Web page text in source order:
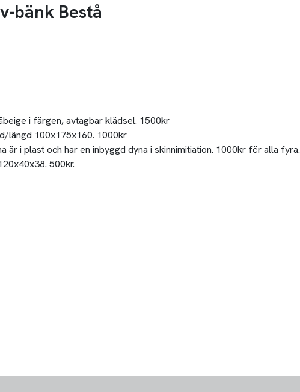
bänk Bestå
i färgen, avtagbar klädsel. 1500kr
längd 100x175x160. 1000kr
är i plast och har en inbyggd dyna i skinnimitiation. 1000kr för alla fyra.
500kr.